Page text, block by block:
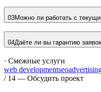
03Можно ли работать с
04Даёте ли вы гарантию
· Смежные услуги
web developmentseo
/ 14 — Обсудить проект